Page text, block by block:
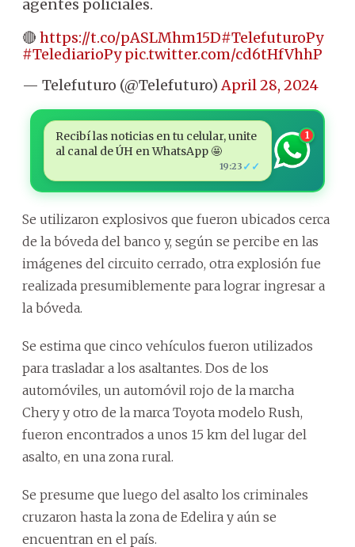
agentes policiales.
🔴 https://t.co/pASLMhm15D#TelefuturoPy
#TelediarioPy pic.twitter.com/cd6tHfVhhP
— Telefuturo (@Telefuturo)April 28, 2024
Recibí las noticias en tu celular, unite
al canal de ÚH en WhatsApp 🤩
19:23 ✓✓
1
Se utilizaron explosivos que fueron ubicados cerca
de la bóveda del banco y, según se percibe en las
imágenes del circuito cerrado, otra explosión fue
realizada presumiblemente para lograr ingresar a
la bóveda.
Se estima que cinco vehículos fueron utilizados
para trasladar a los asaltantes. Dos de los
automóviles, un automóvil rojo de la marcha
Chery y otro de la marca Toyota modelo Rush,
fueron encontrados a unos 15 km del lugar del
asalto, en una zona rural.
Se presume que luego del asalto los criminales
cruzaron hasta la zona de Edelira y aún se
encuentran en el país.